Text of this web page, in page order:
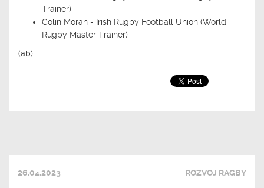
Trainer)
Colin Moran - Irish Rugby Football Union (World
Rugby Master Trainer)
(ab)
26.04.2023 ROZVOJ RAGBY